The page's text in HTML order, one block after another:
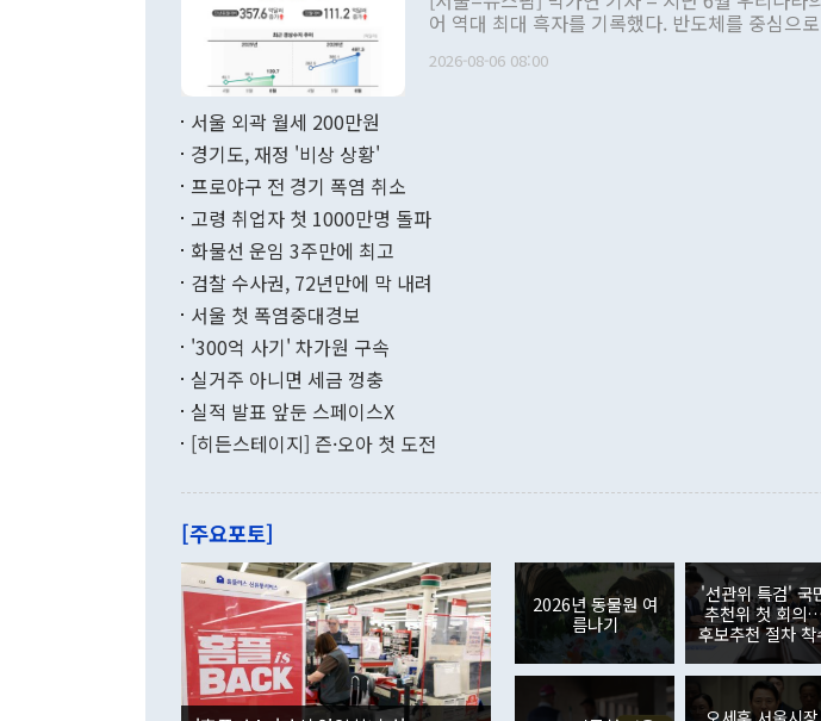
관 부처 장관이 공개적으로 부정적 입장을 표명
관의 무리한 대북 접근법과 월권을 제어해야 한다
다. [정동영 통일부 장관이 지난달 23일 오후 서울 종로구 정부서울청사에
무너졌다고도 했다. 또 "현 시점에서 흘러간 선(先
함께 4자 대화의 동력을 확보하기 위해 최선을 다
"우리의 선의대로 하는 게 과연 한반도의 평화와
관은 업무보고 사후 브리핑에서 정 장관이 언급
이 9월 러시아 블라디보스토크에서 열리는 '동방
며 "정부 차원에서 (참석을) 검토하고 있다"고 발
은 "그것은 외교부의 몫"이라며 "아직 거기까지
잘랐다. 정 장관이 이날 소개한 대북 구상과 설명
않았다는 점에서 문제가 있다. 특히 주적 표현 대
사합의 복원, 4자회담 추진 등은 통일부 장관이
권이라는 지적이 나오고 있다. 이 대통령은 정 장
어 역대 최대 흑자를 기록했다. 반도체를 중심으
료=한국은행] 한국은행이 6일 발표한 '2026년 6월 국제수지(잠정)'에 따르
며 월간 기준 처음으로 1000억달러를 넘어섰다.
196.9% 급증했고 컴퓨터·주변기기(SSD)는
수출은 160.4% 늘었으며 비IT 품목도 ▲석유제
기록했지만 지식재산권사용료수지는 전월 흑자에
로 전환됐다. 본원소득수지는 배당소득을 중심으
는 배당수입이 늘어난 데다 전월 분기배당에 따
였던 올해 3월(369억9000만달러)을 넘어선 것
인의 해외투자가 80억1000만달러, 외국인의 국
각각 증가했다. 증권투자에서는 외국인의 국내
국인의 국내 주식 투자는 차익실현 매도 등의 영
감소하며 전월(-310억5000만달러)에 이어 역대
경신했다. 외국인의 국내 채권투자는 세계국채지
분기 말 만기도래 영향으로 증가 폭이 줄어든 52
2026-08-06 08:00
서울 외곽 월세 200만원
경기도, 재정 '비상 상황'
프로야구 전 경기 폭염 취소
고령 취업자 첫 1000만명 돌파
화물선 운임 3주만에 최고
검찰 수사권, 72년만에 막 내려
서울 첫 폭염중대경보
'300억 사기' 차가원 구속
실거주 아니면 세금 껑충
실적 발표 앞둔 스페이스X
[히든스테이지] 즌·오아 첫 도전
[주요포토]
2026년 동물원 여
름나기
'선관위 특검' 국
추천위 첫 회의
후보추천 절차 착